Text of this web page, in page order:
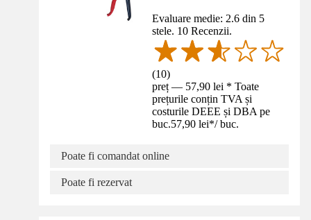
Evaluare medie: 2.6 din 5
stele. 10 Recenzii.
(10)
preț — 57,90 lei * Toate
prețurile conțin TVA și
costurile DEEE și DBA pe
buc.57,90 lei*/ buc.
Poate fi comandat online
Poate fi rezervat